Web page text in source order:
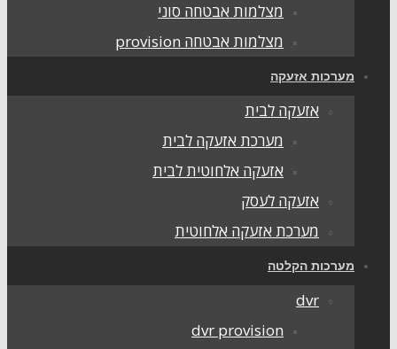
מצלמות אבטחה סוני
מצלמות אבטחה provision
מערכות אזעקה
אזעקה לבית
מערכת אזעקה לבית
אזעקה אלחוטית לבית
אזעקה לעסק
מערכת אזעקה אלחוטית
מערכות הקלטה
dvr
dvr provision